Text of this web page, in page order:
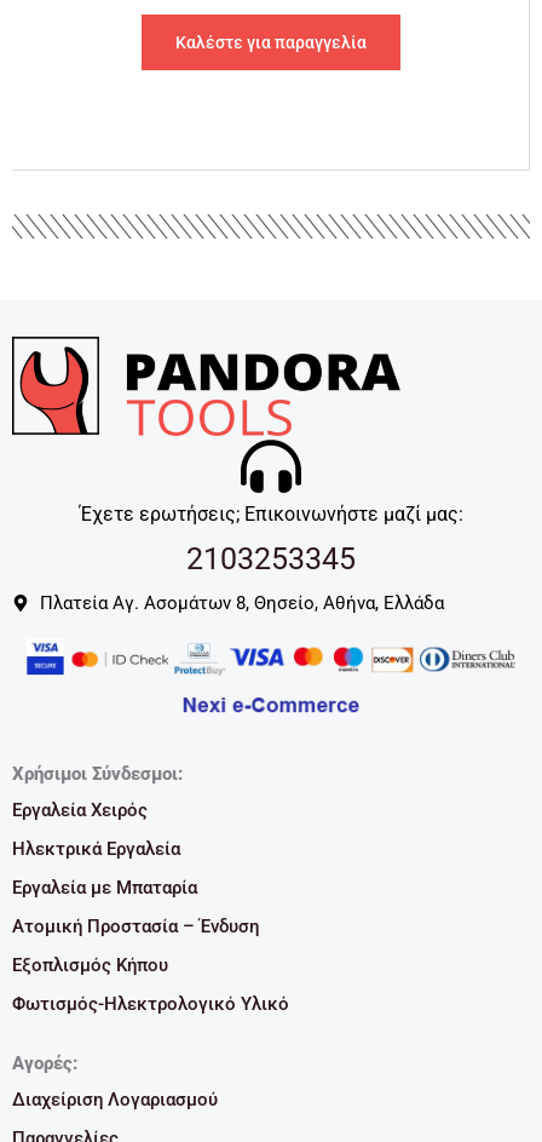
Καλέστε για παραγγελία
Έχετε ερωτήσεις; Επικοινωνήστε μαζί μας:
2103253345
Πλατεία Αγ. Ασομάτων 8, Θησείο, Αθήνα, Ελλάδα
Χρήσιμοι Σύνδεσμοι:
Εργαλεία Χειρός
Ηλεκτρικά Εργαλεία
Εργαλεία με Μπαταρία
Ατομική Προστασία – Ένδυση
Εξοπλισμός Κήπου
Φωτισμός-Ηλεκτρολογικό Υλικό
Αγορές:
Διαχείριση Λογαριασμού